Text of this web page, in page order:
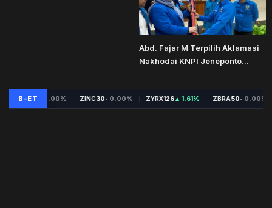
Abd. Fajar M Terpilih Aklamasi
Nakhodai KNPI Jeneponto...